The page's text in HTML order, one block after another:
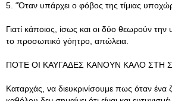
5. “Όταν υπάρχει ο φόβος της τίμιας
Γιατί κάποιος, ίσως και οι δύο θεωρούν
το προσωπικό γόητρο, απώλεια.
ΠΟΤΕ ΟΙ ΚΑΥΓΑΔΕΣ ΚΑΝΟΥΝ ΚΑΛΟ ΣΤΗ
Καταρχάς, να διευκρινίσουμε πως όταν ένα